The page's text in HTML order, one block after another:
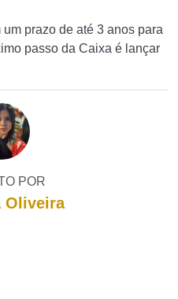
prazo de até 3 anos para
passo da Caixa é lançar
POR
Oliveira